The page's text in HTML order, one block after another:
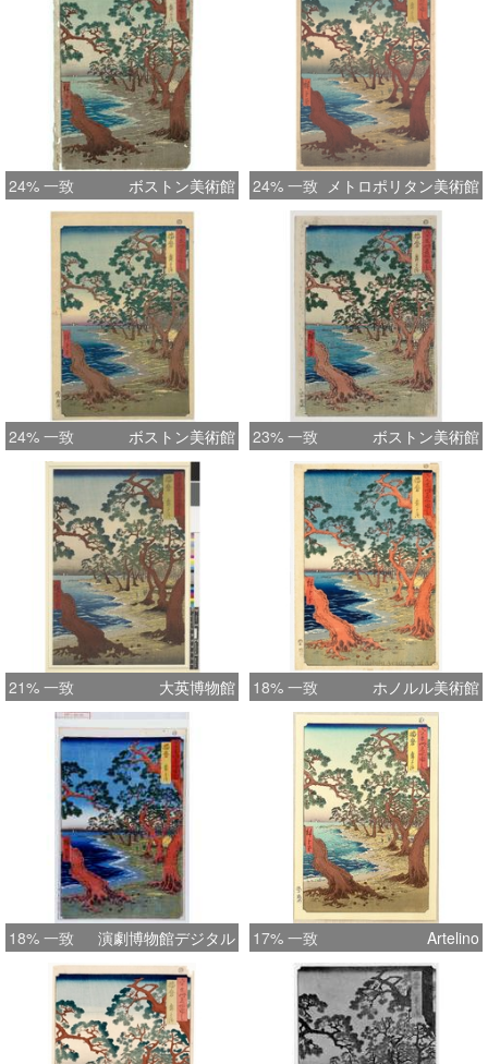
24% 一致 ボストン美術館 24% 一致 メトロポリタン美術館
24% 一致 ボストン美術館 23% 一致 ボストン美術館
21% 一致 大英博物館 18% 一致 ホノルル美術館
18% 一致 演劇博物館デジタル 17% 一致 Artelino